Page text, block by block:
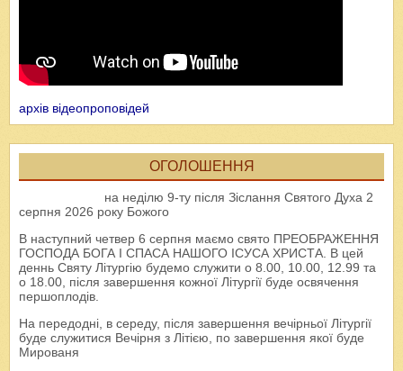
архів відеопроповідей
ОГОЛОШЕННЯ
на неділю 9-ту після Зіслання Святого Духа 2
серпня 2026 року Божого
В наступний четвер 6 серпня маємо свято ПРЕОБРАЖЕННЯ
ГОСПОДА БОГА І СПАСА НАШОГО ІСУСА ХРИСТА. В цей
деннь Святу Літургію будемо служити о 8.00, 10.00, 12.99 та
о 18.00, після завершення кожної Літургії буде освячення
першоплодів.
На передодні, в середу, після завершення вечірньої Літургії
буде служитися Вечірня з Літією, по завершення якої буде
Мированя